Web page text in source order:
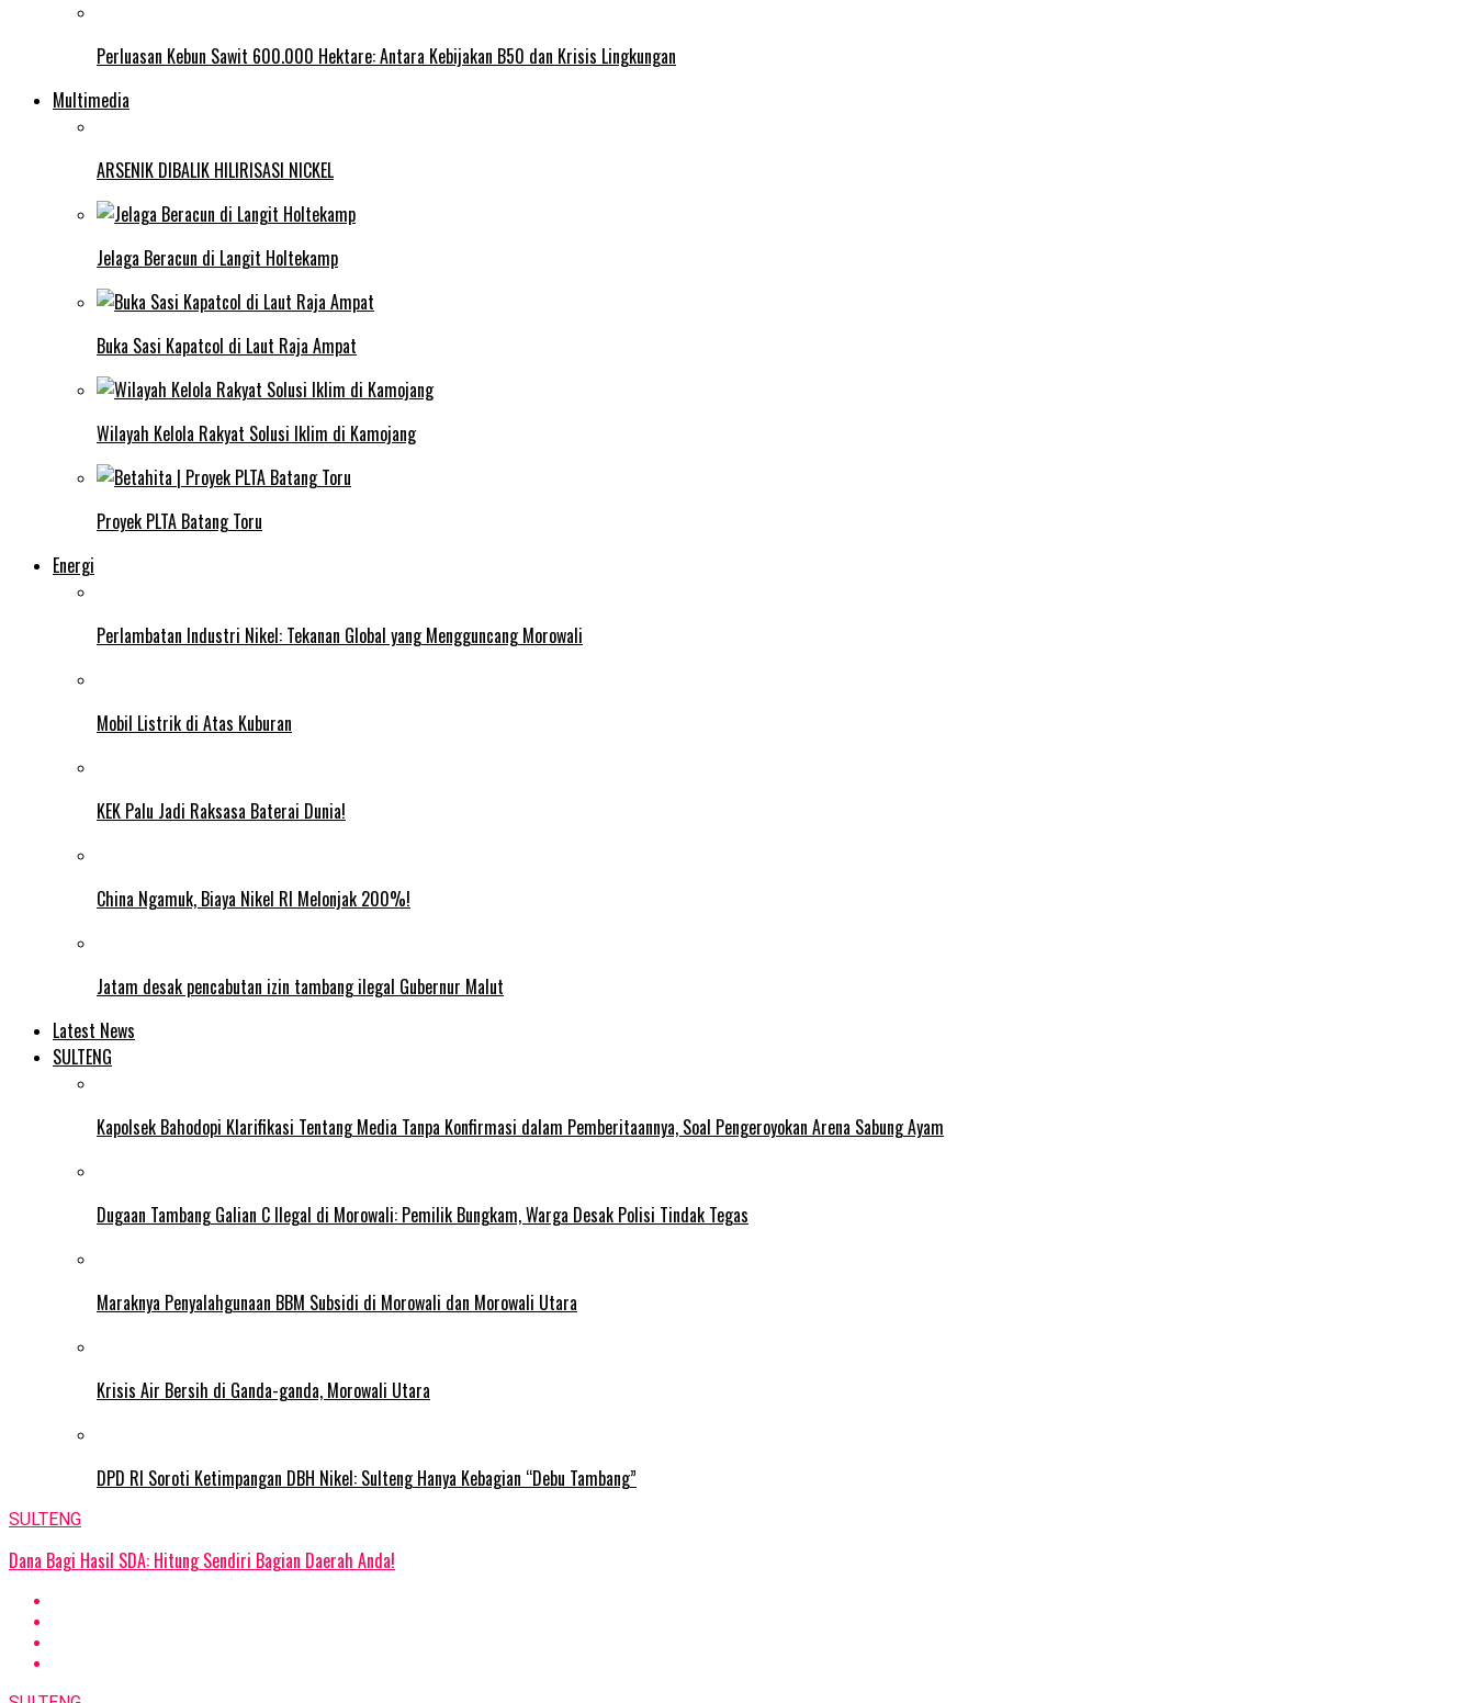
Perluasan Kebun Sawit 600.000 Hektare: Antara Kebijakan B50 dan Krisis Lingkungan
Multimedia
ARSENIK DIBALIK HILIRISASI NICKEL
Jelaga Beracun di Langit Holtekamp
Buka Sasi Kapatcol di Laut Raja Ampat
Wilayah Kelola Rakyat Solusi Iklim di Kamojang
Proyek PLTA Batang Toru
Energi
Perlambatan Industri Nikel: Tekanan Global yang Mengguncang Morowali
Mobil Listrik di Atas Kuburan
KEK Palu Jadi Raksasa Baterai Dunia!
China Ngamuk, Biaya Nikel RI Melonjak 200%!
Jatam desak pencabutan izin tambang ilegal Gubernur Malut
Latest News
SULTENG
Kapolsek Bahodopi Klarifikasi Tentang Media Tanpa Konfirmasi dalam Pemberitaannya, Soal Pengeroyokan Arena Sabung Ayam
Dugaan Tambang Galian C Ilegal di Morowali: Pemilik Bungkam, Warga Desak Polisi Tindak Tegas
Maraknya Penyalahgunaan BBM Subsidi di Morowali dan Morowali Utara
Krisis Air Bersih di Ganda-ganda, Morowali Utara
DPD RI Soroti Ketimpangan DBH Nikel: Sulteng Hanya Kebagian “Debu Tambang”
SULTENG
Dana Bagi Hasil SDA: Hitung Sendiri Bagian Daerah Anda!